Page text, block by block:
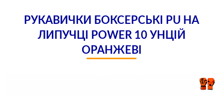
РУКАВИЧКИ БОКСЕРСЬКІ PU НА
ЛИПУЧЦІ POWER 10 УНЦІЙ
ОРАНЖЕВІ